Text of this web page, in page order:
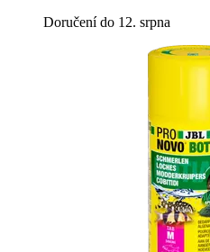
Doručení do 12. srpna